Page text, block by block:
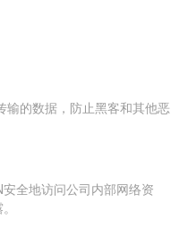
输的数据，防止黑客和其他恶
全地访问公司内部网络资